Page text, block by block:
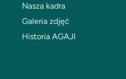
Nasza kadra
Galeria zdjęć
Historia AGAJI